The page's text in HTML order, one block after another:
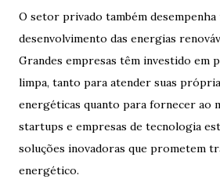
O setor privado também
desenvolvimento das energias
Grandes empresas têm investido em
limpa, tanto para atender suas
energéticas quanto para fornecer ao
startups e empresas de tecnologia
soluções inovadoras que prometem
energético.